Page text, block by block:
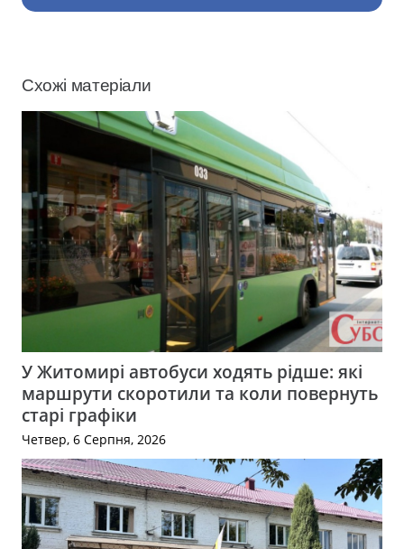
Схожі матеріали
У Житомирі автобуси ходять рідше: які
маршрути скоротили та коли повернуть
старі графіки
Четвер, 6 Серпня, 2026